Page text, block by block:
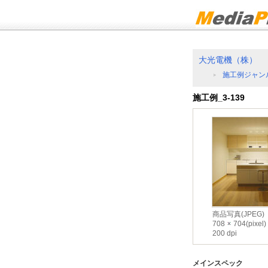
大光電機（株）
施工例ジャン
施工例_3-139
商品写真(JPEG)
708
704(pixel)
200 dpi
メインスペック